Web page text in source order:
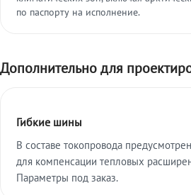
по паспорту на исполнение.
Дополнительно для
Гибкие шины
В составе токопровода
для компенсации тепловых
Параметры под заказ.